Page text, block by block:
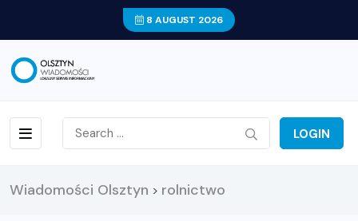
8 AUGUST 2026
LOGIN
Wiadomości Olsztyn > rolnictwo